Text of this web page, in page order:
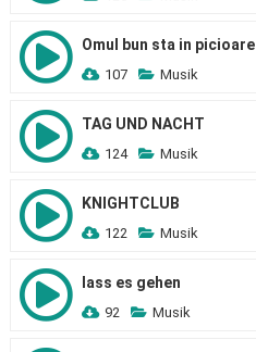
Omul bun sta in picioare
107 Musik
TAG UND NACHT
124 Musik
KNIGHTCLUB
122 Musik
lass es gehen
92 Musik